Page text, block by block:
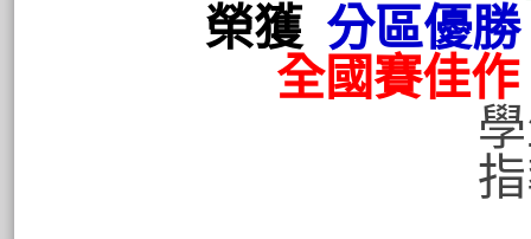
榮獲 分區優勝
全國賽佳作
學生:林
指導老